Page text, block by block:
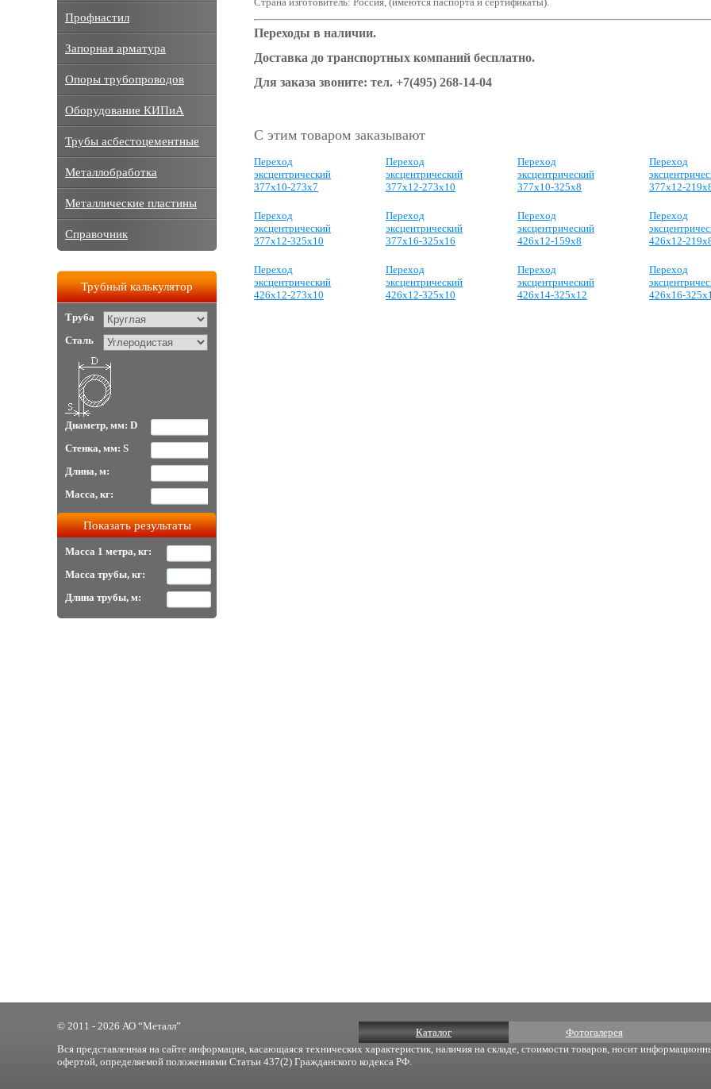
Переходы в наличии.
Доставка до транспортных компаний бесплатно.
Для заказа звоните: тел. +7(495) 268-14-04
С этим товаром заказывают
Переход
эксцентрический
377х10-273х7
Переход
эксцентрический
377х12-273х10
Переход
эксцентрический
377х10-325х8
Переход
377х12-
Переход
эксцентрический
377х12-325х10
Переход
эксцентрический
377х16-325х16
Переход
эксцентрический
426х12-159х8
Переход
426х12-
Переход
эксцентрический
426х12-273х10
Переход
эксцентрический
426х12-325х10
Переход
эксцентрический
426х14-325х12
Переход
426х16-
Профнастил
Запорная арматура
Опоры трубопроводов
Оборудование КИПиА
Трубы асбестоцементные
Металлобработка
Металлические пластины
Справочник
Трубный калькулятор
Труба
Сталь
Диаметр, мм: D
Стенка, мм: S
Длина, м:
Масса, кг:
Масса 1 метра, кг:
Масса трубы, кг:
Длина трубы, м:
Каталог Фотогалерея
© 2011 - 2026 АО “Металл”
Вся представленная на сайте информация, касающаяся технических характеристик, наличия на складе, стоимости товаров, носит
офертой, определяемой положениями Статьи 437(2) Гражданского кодекса РФ.